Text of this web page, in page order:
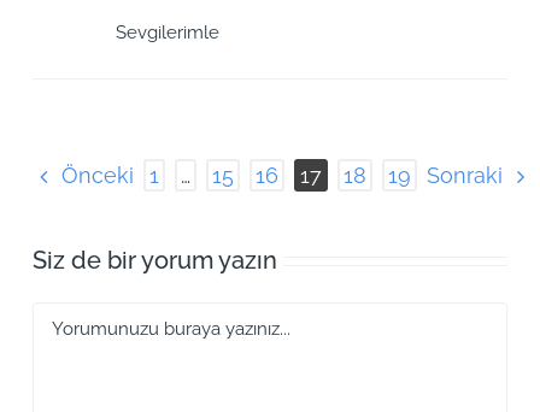
Sevgilerimle
Önceki 1 … 15 16 17 18 19 Sonraki
Siz de bir yorum yazın